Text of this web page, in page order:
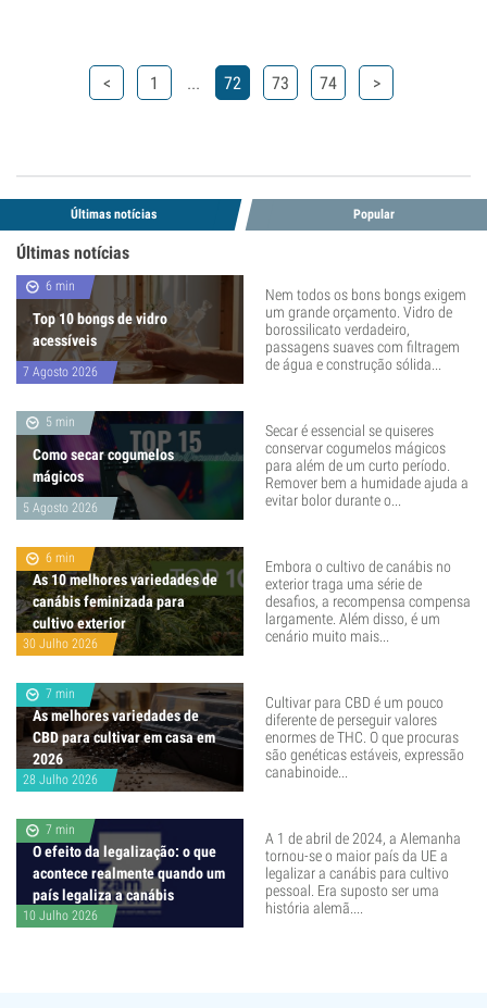
< 1 ... 72 73 74 >
Últimas notícias Popular
Últimas notícias
6 min
Top 10 bongs de vidro
acessíveis
7 Agosto 2026
Nem todos os bons bongs exigem
um grande orçamento. Vidro de
borossilicato verdadeiro,
passagens suaves com filtragem
de água e construção sólida...
5 min
Como secar cogumelos
mágicos
5 Agosto 2026
Secar é essencial se quiseres
conservar cogumelos mágicos
para além de um curto período.
Remover bem a humidade ajuda a
evitar bolor durante o...
6 min
As 10 melhores variedades de
canábis feminizada para
cultivo exterior
30 Julho 2026
Embora o cultivo de canábis no
exterior traga uma série de
desafios, a recompensa compensa
largamente. Além disso, é um
cenário muito mais...
7 min
As melhores variedades de
CBD para cultivar em casa em
2026
28 Julho 2026
Cultivar para CBD é um pouco
diferente de perseguir valores
enormes de THC. O que procuras
são genéticas estáveis, expressão
canabinoide...
7 min
O efeito da legalização: o que
acontece realmente quando um
país legaliza a canábis
10 Julho 2026
A 1 de abril de 2024, a Alemanha
tornou-se o maior país da UE a
legalizar a canábis para cultivo
pessoal. Era suposto ser uma
história alemã....